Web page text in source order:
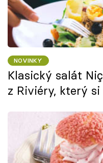
NOVINKY
Klasický salát
z Riviéry, který